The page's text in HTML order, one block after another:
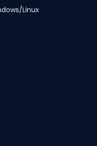
Linux